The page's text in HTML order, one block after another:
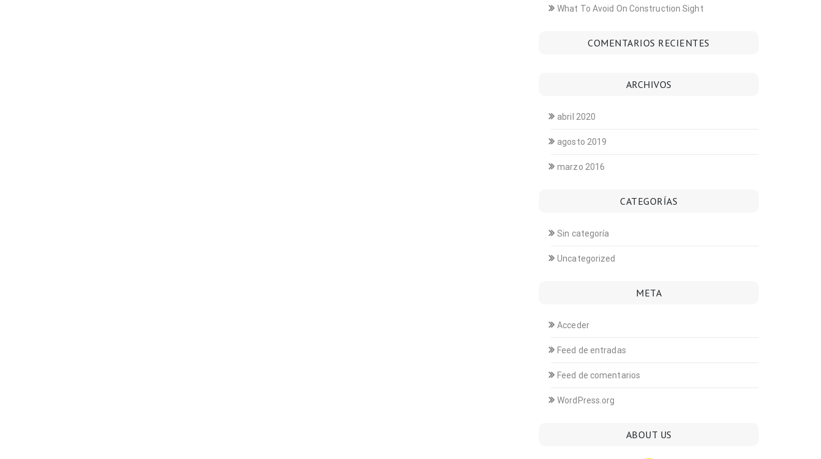
What To Avoid On Construction Sight
COMENTARIOS RECIENTES
ARCHIVOS
abril 2020
agosto 2019
marzo 2016
CATEGORÍAS
Sin categoría
Uncategorized
META
Acceder
Feed de entradas
Feed de comentarios
WordPress.org
ABOUT US